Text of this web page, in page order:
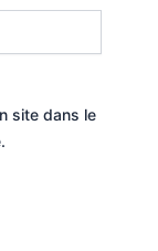
site dans le